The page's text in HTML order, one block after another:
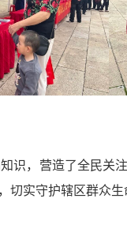
识，营造了全民
实守护辖区群众生